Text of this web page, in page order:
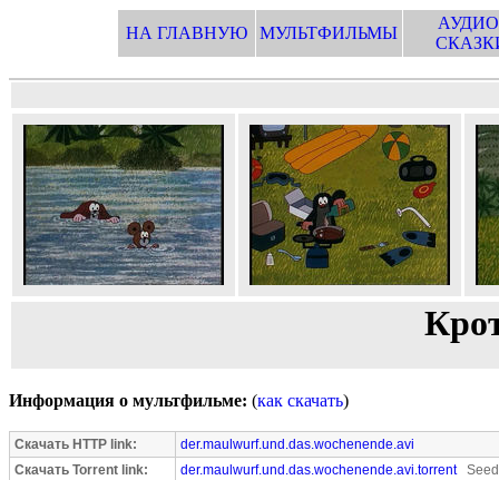
НА ГЛАВНУЮ МУЛЬТФИЛЬМЫ
Информация о мультфильме: (как скачать)
Скачать HTTP link:
der.maulwurf.und.das.wochenende.avi
Скачать Torrent link:
der.maulwurf.und.das.wochenende.avi.torrent